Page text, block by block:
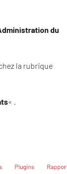
du
la rubrique
« .